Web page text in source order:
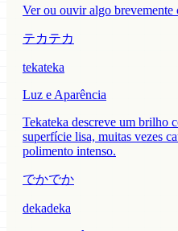
Ver ou ouvir algo brevemente
テカテカ
tekateka
Luz e Aparência
Tekateka descreve um brilho
superfície lisa, muitas vezes
polimento intenso.
でかでか
dekadeka